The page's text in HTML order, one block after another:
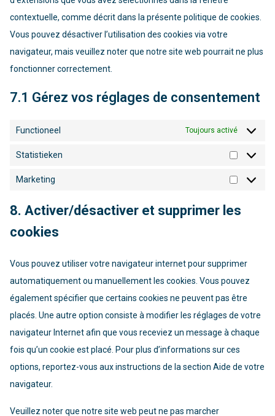
contextuelle, comme décrit dans la présente politique de cookies.
Vous pouvez désactiver l’utilisation des cookies via votre
navigateur, mais veuillez noter que notre site web pourrait ne plus
fonctionner correctement.
7.1 Gérez vos réglages de consentement
Functioneel Toujours activé
Statistieken
Marketing
8. Activer/désactiver et supprimer les
cookies
Vous pouvez utiliser votre navigateur internet pour supprimer
automatiquement ou manuellement les cookies. Vous pouvez
également spécifier que certains cookies ne peuvent pas être
placés. Une autre option consiste à modifier les réglages de votre
navigateur Internet afin que vous receviez un message à chaque
fois qu’un cookie est placé. Pour plus d’informations sur ces
options, reportez-vous aux instructions de la section Aide de votre
navigateur.
Veuillez noter que notre site web peut ne pas marcher